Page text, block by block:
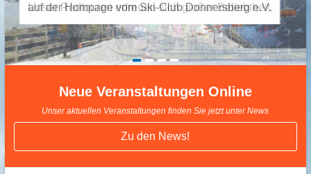
auf der Hompage vom Ski-Club Donnersberg e.V.
Unser Radtouren erfreuen sich großer Beliebtheit.
Neue Veranstaltungen Online
Unser aktuellen Veranstaltungen finden Sie jetzt unter News
Zu den News!